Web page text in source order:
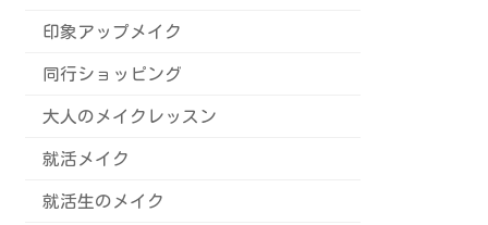
印象アップメイク
同行ショッピング
大人のメイクレッスン
就活メイク
就活生のメイク